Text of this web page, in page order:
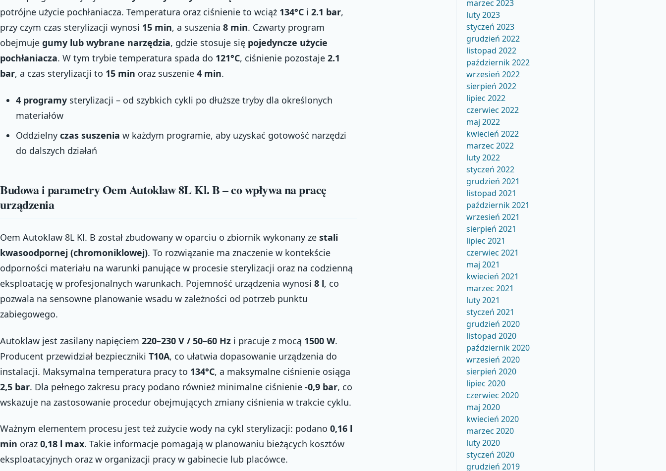
potrójne użycie pochłaniacza. Temperatura oraz ciśnienie to wciąż 134°C i 2.1 bar,
przy czym czas sterylizacji wynosi 15 min, a suszenia 8 min. Czwarty program
obejmuje gumy lub wybrane narzędzia, gdzie stosuje się pojedyncze użycie
pochłaniacza. W tym trybie temperatura spada do 121°C, ciśnienie pozostaje 2.1
bar, a czas sterylizacji to 15 min oraz suszenie 4 min.
4 programysterylizacji – od szybkich cykli po dłuższe tryby dla określonych
materiałów
Oddzielny czas suszenia w każdym programie, aby uzyskać gotowość narzędzi
do dalszych działań
Budowa i parametry Oem Autoklaw 8L Kl. B – co wpływa na pracę
urządzenia
Oem Autoklaw 8L Kl. B został zbudowany w oparciu o zbiornik wykonany ze stali
kwasoodpornej (chromoniklowej). To rozwiązanie ma znaczenie w kontekście
odporności materiału na warunki panujące w procesie sterylizacji oraz na codzienną
eksploatację w profesjonalnych warunkach. Pojemność urządzenia wynosi 8 l, co
pozwala na sensowne planowanie wsadu w zależności od potrzeb punktu
zabiegowego.
Autoklaw jest zasilany napięciem 220–230 V / 50–60 Hz i pracuje z mocą 1500 W.
Producent przewidział bezpieczniki T10A, co ułatwia dopasowanie urządzenia do
instalacji. Maksymalna temperatura pracy to 134°C, a maksymalne ciśnienie osiąga
2,5 bar. Dla pełnego zakresu pracy podano również minimalne ciśnienie -0,9 bar, co
wskazuje na zastosowanie procedur obejmujących zmiany ciśnienia w trakcie cyklu.
Ważnym elementem procesu jest też zużycie wody na cykl sterylizacji: podano 0,16 l
min oraz 0,18 l max. Takie informacje pomagają w planowaniu bieżących kosztów
eksploatacyjnych oraz w organizacji pracy w gabinecie lub placówce.
marzec 2023
luty 2023
styczeń 2023
grudzień 2022
listopad 2022
październik 2022
wrzesień 2022
sierpień 2022
lipiec 2022
czerwiec 2022
maj 2022
kwiecień 2022
marzec 2022
luty 2022
styczeń 2022
grudzień 2021
listopad 2021
październik 2021
wrzesień 2021
sierpień 2021
lipiec 2021
czerwiec 2021
maj 2021
kwiecień 2021
marzec 2021
luty 2021
styczeń 2021
grudzień 2020
listopad 2020
październik 2020
wrzesień 2020
sierpień 2020
lipiec 2020
czerwiec 2020
maj 2020
kwiecień 2020
marzec 2020
luty 2020
styczeń 2020
grudzień 2019